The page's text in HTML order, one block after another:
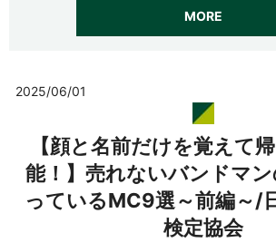
MORE
2025/06/01
【顔と名前だけを覚えて
能！】売れないバンドマ
っているMC9選～前編～/
検定協会